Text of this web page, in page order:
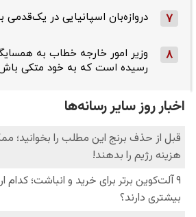
7 دروازه‌بان اسپانیایی در یک‌قدمی
8
وزیر امور خارجه خطاب به
رسیده است که به خود متکی